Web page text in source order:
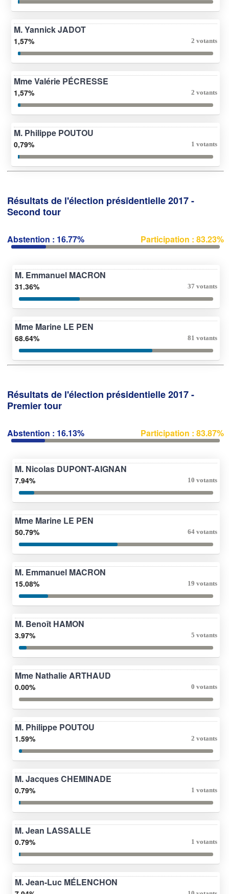
M. Yannick JADOT
1,57% 2 votants
Mme Valérie PÉCRESSE
1,57% 2 votants
M. Philippe POUTOU
0,79% 1 votants
Résultats de l'élection présidentielle 2017 -
Second tour
Abstention : 16.77% Participation : 83.23%
M. Emmanuel MACRON
31.36% 37 votants
Mme Marine LE PEN
68.64% 81 votants
Résultats de l'élection présidentielle 2017 -
Premier tour
Abstention : 16.13% Participation : 83.87%
M. Nicolas DUPONT-AIGNAN
7.94% 10 votants
Mme Marine LE PEN
50.79% 64 votants
M. Emmanuel MACRON
15.08% 19 votants
M. Benoît HAMON
3.97% 5 votants
Mme Nathalie ARTHAUD
0.00% 0 votants
M. Philippe POUTOU
1.59% 2 votants
M. Jacques CHEMINADE
0.79% 1 votants
M. Jean LASSALLE
0.79% 1 votants
M. Jean-Luc MÉLENCHON